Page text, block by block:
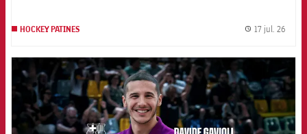
HOCKEY PATINES 17 jul. 26
FCB Barcelona badge